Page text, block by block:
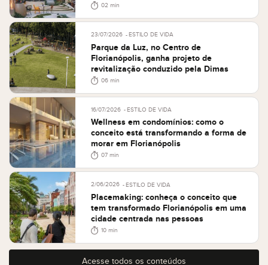
02 min
23/07/2026 ESTILO DE VIDA
Parque da Luz, no Centro de
Florianópolis, ganha projeto de
revitalização conduzido pela Dimas
06 min
16/07/2026 ESTILO DE VIDA
Wellness em condomínios: como o
conceito está transformando a forma de
morar em Florianópolis
07 min
2/06/2026 ESTILO DE VIDA
Placemaking: conheça o conceito que
tem transformado Florianópolis em uma
cidade centrada nas pessoas
10 min
Acesse todos os conteúdos